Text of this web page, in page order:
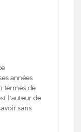
années
termes de
l'auteur de
sans